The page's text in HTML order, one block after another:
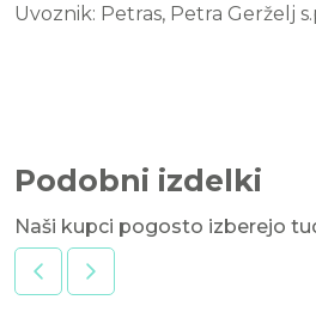
Uvoznik: Petras, Petra Gerželj
Podobni izdelki
Naši kupci pogosto izberejo